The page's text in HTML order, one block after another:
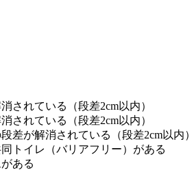
されている（段差2cm以内）
されている（段差2cm以内）
差が解消されている（段差2cm以内）
トイレ（バリアフリー）がある
ある